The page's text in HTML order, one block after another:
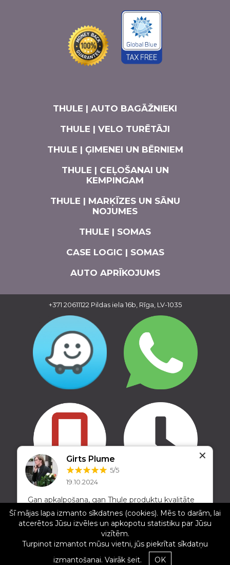
THULE | AUTO BAGĀŽNIEKI
THULE | VELO TURĒTĀJI
THULE | ĢIMENEI UN BĒRNIEM
THULE | CEĻOŠANAI UN
KEMPINGAM
THULE | MARĶĪZES UN SĀNU
NOJUMES
THULE | SOMAS
CASE LOGIC | SOMAS
AUTO APRĪKOJUMS
Copyright © 2016 - 2026, SIA Corelem Group
Mājas lapas izstrāde WEBstyle.lv
+371 20611122Pildas iela 16b, Rīga, LV-1035
Girts Plume
5/5
19.10.2024
Gan apkalpošana, gan Thule produktu kvalitāte
pelnījušas visas piecas zvaigznes. Daudzbērnu
ģimenei nedēļas nogalēs izbraucieniem pie
dabas nav nepieciešamības pēc bussa, jo
pārgājienu inventāru var salikt jumta kastē, tur
✕
Šī mājas lapa izmanto sīkdatnes (cookies). Mēs to darām, lai
atcerētos Jūsu izvēles un apkopotu statistiku par Jūsu
vizītēm.
Turpinot izmantot mūsu vietni, jūs piekrītat sīkdatņu
izmantošanai. Vairāk šeit. OK